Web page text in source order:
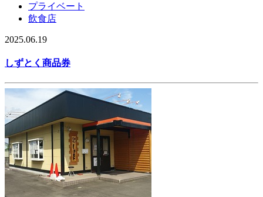
プライベート
飲食店
2025.06.19
しずとく商品券